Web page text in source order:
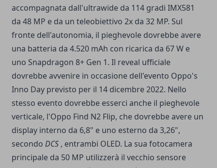
accompagnata dall'ultrawide da 114 gradi IMX581
da 48 MP e da un teleobiettivo 2x da 32 MP. Sul
fronte dell'autonomia, il pieghevole dovrebbe avere
una batteria da 4.520 mAh con ricarica da 67 W e
uno Snapdragon 8+ Gen 1. Il reveal ufficiale
dovrebbe avvenire in occasione dell'evento Oppo's
Inno Day previsto per il 14 dicembre 2022. Nello
stesso evento dovrebbe esserci anche il pieghevole
verticale, l'Oppo Find N2 Flip, che dovrebbe avere un
display interno da 6,8" e uno esterno da 3,26",
secondo DCS , entrambi OLED. La sua fotocamera
principale da 50 MP utilizzerà il vecchio sensore